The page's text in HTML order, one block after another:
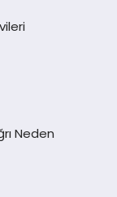
Neden